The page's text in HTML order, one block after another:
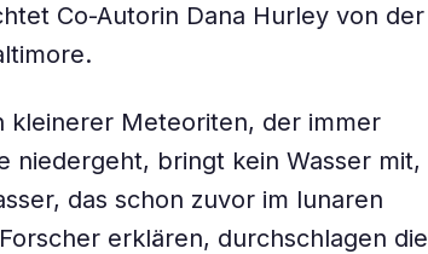
Co-Autorin Dana Hurley von der
kleinerer Meteoriten, der immer
niedergeht, bringt kein Wasser mit,
das schon zuvor im lunaren
erklären, durchschlagen die